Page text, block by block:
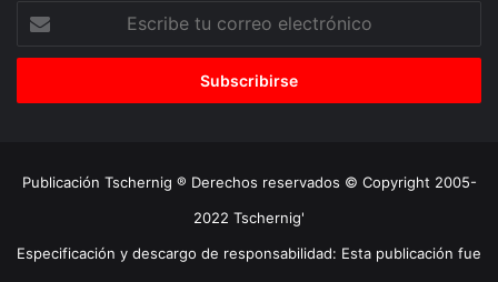
correo
Publicación Tschernig ® Derechos reservados © Copyright 2005-
2022 Tschernig'
Especificación y descargo de responsabilidad: Esta publicación fue